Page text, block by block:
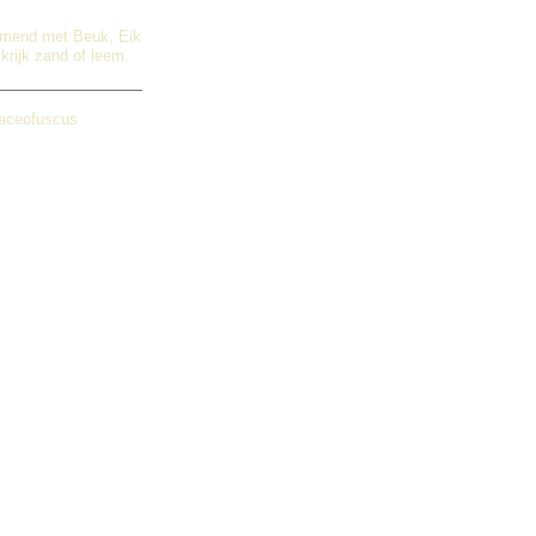
met Beuk, Eik
zand of leem.